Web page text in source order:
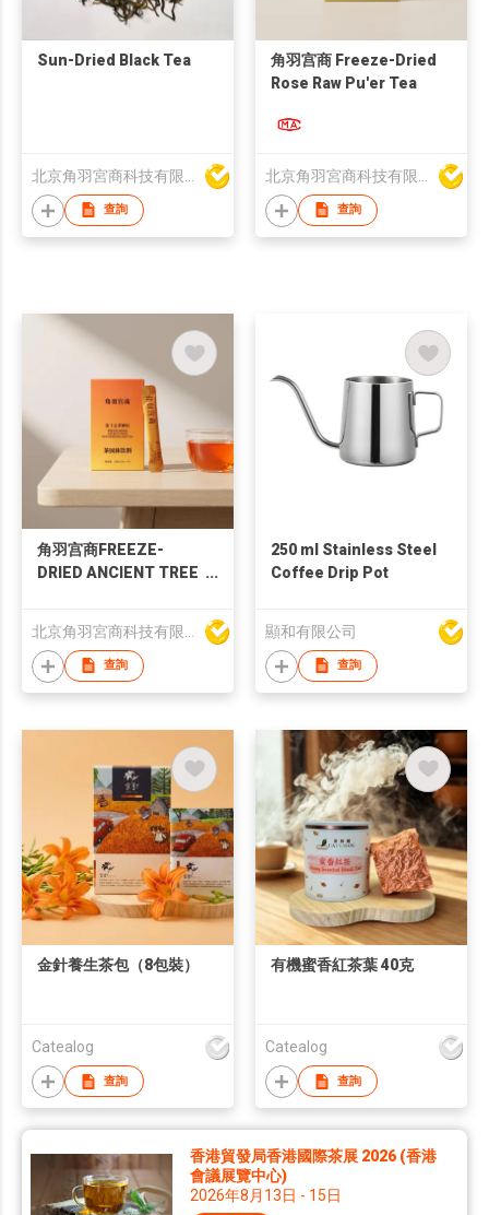
Sun-Dried Black Tea
查詢
角羽宫商 Freeze-Dried
Rose Raw Pu'er Tea
查詢
角羽宫商FREEZE-
DRIED ANCIENT TREE
查詢
250 ml Stainless Steel
Coffee Drip Pot
顯和有限公司
查詢
金針養生茶包（8包裝）
Catealog
查詢
有機蜜香紅茶葉 40克
Catealog
查詢
香港貿發局香港國際茶展 2026 (香港
會議展覽中心)
2026年8月13日 - 15日